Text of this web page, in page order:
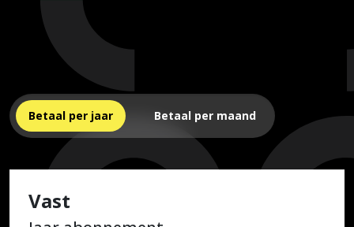
Betaal per jaar Betaal per maand
Vast